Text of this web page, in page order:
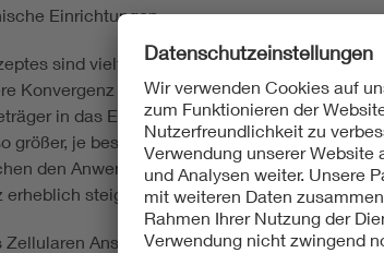
Einrichtungen.
sind vielfältig. Der Zellulare Ansatz
Konvergenz der unterschiedlichen
in das Energieversorgungssystem und
größer, je besser Stromangebot und
den Anwendern und der notwendigen
erheblich steigern helfen.
Ansatzes zu nutzen, fordert der